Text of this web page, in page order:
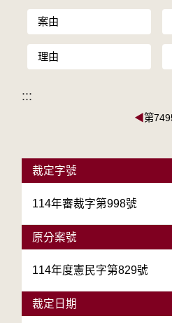
案由
理由
:::
◀第
裁定字號
114年審裁字第998號
原分案號
114年度憲民字第829號
裁定日期